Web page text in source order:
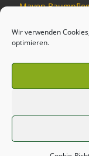
Wir verwenden
optimieren.
Mayen